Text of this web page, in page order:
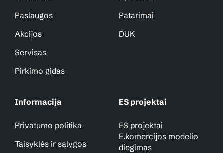
Paslaugos
Akcijos
Servisas
Pirkimo gidas
Patarimai
DUK
Informacija
Privatumo politika
Taisyklės ir sąlygos
ES projektai
ES projektai
E.komercijos modelio
diegimas